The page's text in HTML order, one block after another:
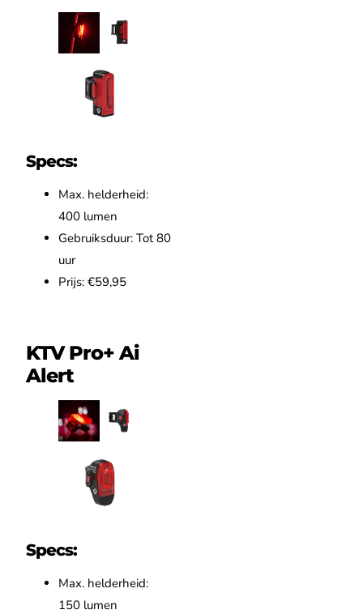
Specs:
Max. helderheid:
400 lumen
Gebruiksduur: Tot 80
uur
Prijs: €59,95
KTV Pro+ Ai
Alert
Specs:
Max. helderheid:
150 lumen